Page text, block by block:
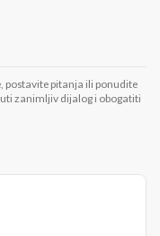
postavite pitanja ili ponudite
zanimljiv dijalog i obogatiti